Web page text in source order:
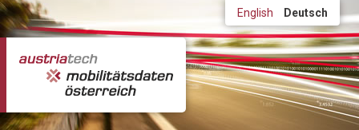
Direkt zum Inhalt English Deutsch